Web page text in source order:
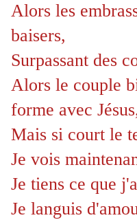
Alors les
baisers,
Surpassant des
Alors le couple
forme avec
Mais si court le
Je vois
Je tiens ce que
Je languis